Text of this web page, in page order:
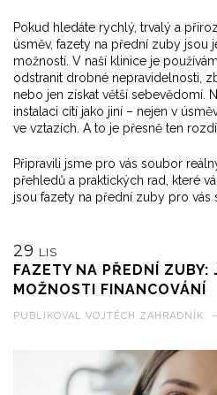
Pokud hledáte rychlý, trvalý a
úsměv, fazety na přední zuby jsou
možností. V naší klinice je
odstranit drobné nepravidelnosti,
nebo jen získat větší sebevědomí.
instalaci cítí jako jiní – nejen v
ve vztazích. A to je přesně ten
Připravili jsme pro vás soubor
přehledů a praktických rad, které
jsou fazety na přední zuby pro vás
29 LIS
FAZETY NA PŘEDNÍ ZUBY:
MOŽNOSTI FINANCOVÁNÍ
PUBLIKOVAL VOJTĚCH ZAHRADNÍK